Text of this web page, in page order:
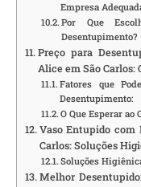
Empresa
Por Que
Desentupimento?
Preço para
Alice em São Carlos:
Fatores que
Desentupimento:
O Que Esperar
Vaso Entupido
Carlos: Soluções
Soluções
Melhor